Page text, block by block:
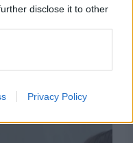
disclose it to other
Privacy Policy
zilei de vineri.
scurtă